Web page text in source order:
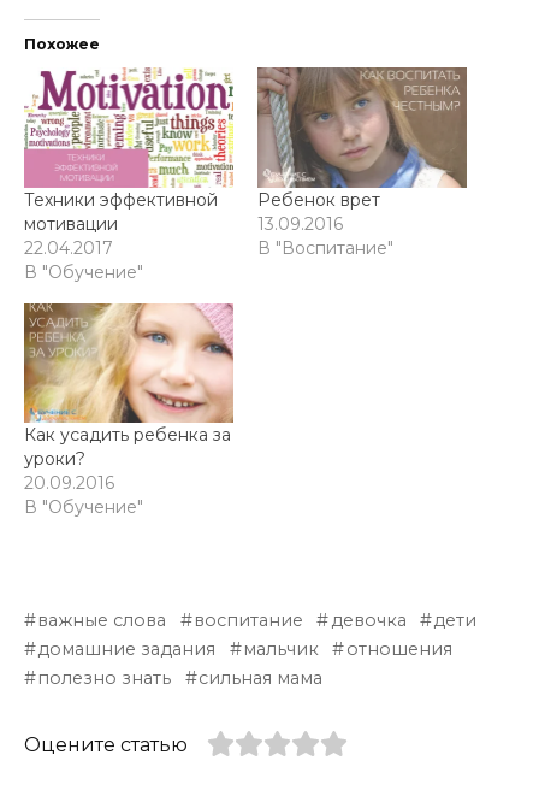
Похожее
Техники эффективной
мотивации
22.04.2017
В "Обучение"
Ребенок врет
13.09.2016
В "Воспитание"
Как усадить ребенка за
уроки?
20.09.2016
В "Обучение"
важные слова воспитание девочка
дети
домашние задания
мальчик
отношения
полезно знать
сильная мама
Оцените статью